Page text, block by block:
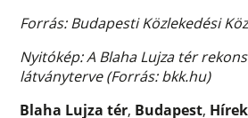
Forrás: Budapesti Közlekedési
Nyitókép: A Blaha Lujza tér
látványterve (Forrás: bkk.hu)
Blaha Lujza tér, Budapest, Hírek